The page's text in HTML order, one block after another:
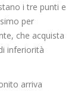
i tre punti e
per
che acquista
inferiorità
arriva